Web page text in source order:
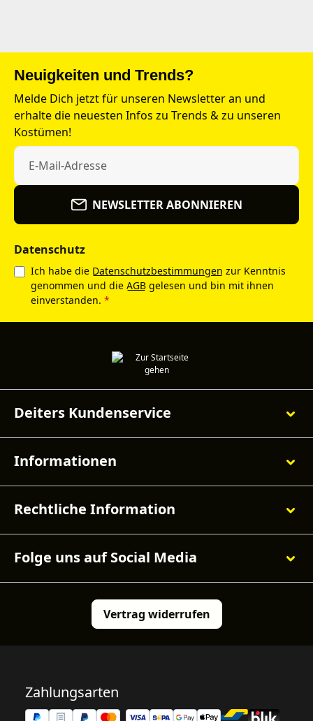
Neuigkeiten und Trends?
Melde Dich jetzt für unseren Newsletter an und
erhalte die neuesten Infos zu Trends & zu unseren
Kostümen!
NEWSLETTER ABONNIEREN
Datenschutz
Ich habe die Datenschutzbestimmungen zur Kenntnis
genommen und die AGB gelesen und bin mit ihnen
einverstanden. *
Deiters Kundenservice
Informationen
Rechtliche Information
Folge uns auf Social Media
Vertrag widerrufen
Zahlungsarten